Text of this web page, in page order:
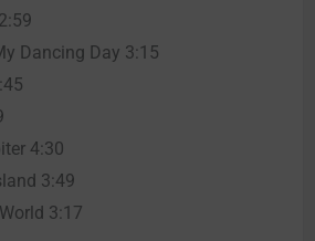
Dancing Day 3:15
4:30
3:49
3:17